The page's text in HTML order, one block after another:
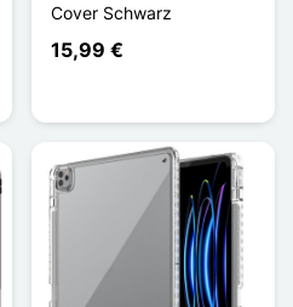
Cover Schwarz
15,99 €